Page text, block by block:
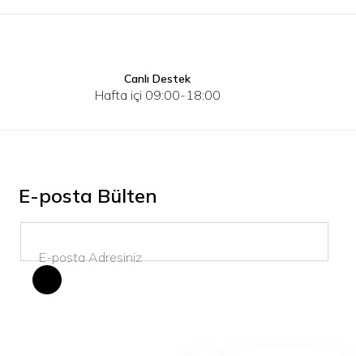
38 40
Canlı Destek
Hafta içi 09:00-18:00
E-posta Bülten